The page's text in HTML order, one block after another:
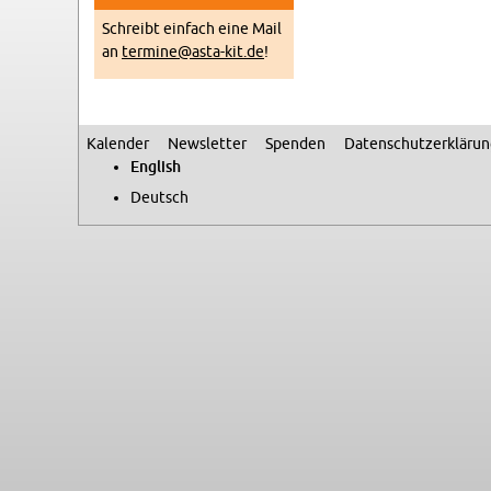
Schreibt ein­fach eine Mail
an termine@​asta-​kit.​de!
Sec­ondary menu
Kalen­der Newslet­ter Spenden
Eng­lish
Deutsch